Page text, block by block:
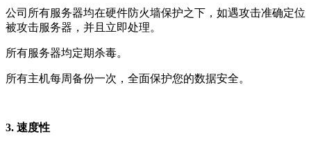
公司所有服务器均在硬件防火墙保护之下，如遇攻击准确定位
被攻击服务器，并且立即处理。
所有服务器均定期杀毒。
所有主机每周备份一次，全面保护您的数据安全。
3. 速度性